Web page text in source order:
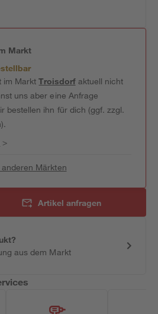
Markt
im MarktTroisdorfaktuell nicht
uns aber eine Anfrage
bestellen ihn für dich (ggf. zzgl.
>
Märkten
Artikel anfragen
aus dem Markt